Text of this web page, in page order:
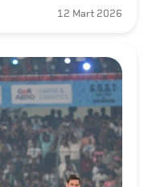
12 Mart 2026